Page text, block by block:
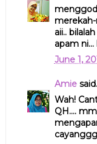
aii..
apam
June 1,
Amie
Wah!
QH....